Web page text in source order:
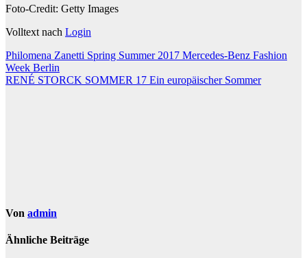
Foto-Credit: Getty Images
Volltext nach Login
Beitragsnavigation
Philomena Zanetti Spring Summer 2017 Mercedes-Benz Fashion
Week Berlin
RENÉ STORCK SOMMER 17 Ein europäischer Sommer
Von admin
Ähnliche Beiträge